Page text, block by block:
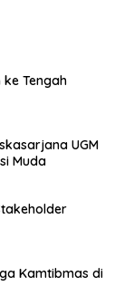
ke Tengah
UGM
Muda
Kamtibmas di